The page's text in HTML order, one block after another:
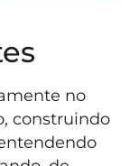
no
construindo